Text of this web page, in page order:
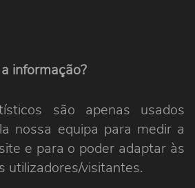
informação?
são apenas usados
nossa equipa para medir a
e para o poder adaptar às
utilizadores/visitantes.